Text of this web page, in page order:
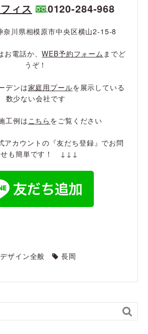
ィス 0120-284-968
川県相模原市中央区横山2-15-8
お電話か、WEB予約フォーム までど
うぞ！
デンは家庭用プールを展示している
数少ない会社です
工例は こちら をご覧ください
カウントの『友だち登録』でお問
も簡単です！ ↓↓↓
デザイン全般 長岡
